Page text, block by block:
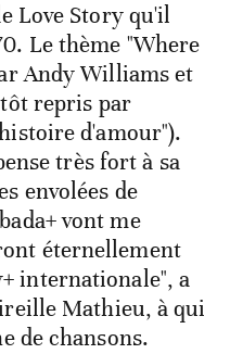
Love Story qu'il
Le thème "Where
Andy Williams et
repris par
d'amour").
très fort à sa
envolées de
vont me
éternellement
internationale", a
Mathieu, à qui
de chansons.